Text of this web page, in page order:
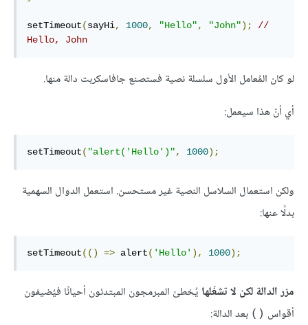
setTimeout(sayHi, 1000, "Hello", "John");
//
Hello, John
لو كان المُعامل الأول سلسلة نصية فستصنع جافاسكربت دالة منها.
أي أنّ هذا سيعمل:
setTimeout( "alert('Hello')", 1000);
ولكن استعمال السلاسل النصية غير مستحسن. استعمل الدوال السهمية
بدلًا عنها:
setTimeout(() => alert( 'Hello' ), 1000);
مرّر الدالة لكن لا تشغّلها يُخطئ المبرمجون المبتدئون أحيانًا فيُضيفون
أقواس ‎()‎ بعد الدالة: